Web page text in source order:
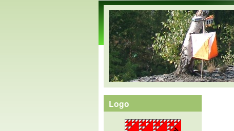
orienteering.waw.pl
Logo